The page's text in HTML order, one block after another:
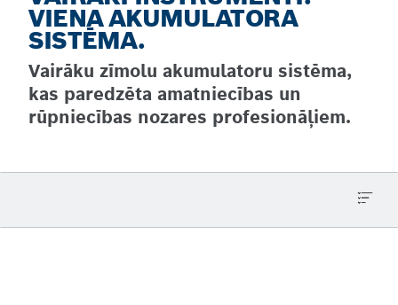
VIENA AKUMULATORA
SISTĒMA.
Vairāku zīmolu akumulatoru sistēma,
kas paredzēta amatniecības un
rūpniecības nozares profesionāļiem.